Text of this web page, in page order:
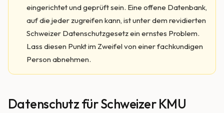
eingerichtet und geprüft sein. Eine offene Datenbank,
auf die jeder zugreifen kann, ist unter dem revidierten
Schweizer Datenschutzgesetz ein ernstes Problem.
Lass diesen Punkt im Zweifel von einer fachkundigen
Person abnehmen.
Datenschutz für Schweizer KMU